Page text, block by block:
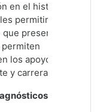
en el historial
permitirán
presenten
los apoyos
y carreras.